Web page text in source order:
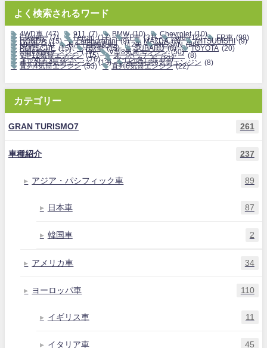
よく検索されるワード
4WD車 (47) 911 (7) BMW (10) Chevrolet (10)
Corvette (7) Ferrari (17) FF車 (31) Ford (12) FR車 (99)
HONDA (15) Lamborghini (9) MAZDA (8) MITSUBISHI (9)
MR車 (44) NA（自然吸気） (129) NISSAN (26)
PORSCHE (15) RR車 (15) SUBARU (8) TOYOTA (20)
V型6気筒エンジン (19) V型8気筒エンジン (50)
V型12気筒エンジン (15) スーパーチャージャー (8)
ターボチャージャー (76) ツインターボ (17)
水平対向4気筒エンジン (13) 水平対向6気筒エンジン (8)
直列4気筒エンジン (53) 直列6気筒エンジン (22)
カテゴリー
GRAN TURISMO7 261
車種紹介 237
アジア・パシフィック車 89
日本車 87
韓国車 2
アメリカ車 34
ヨーロッパ車 110
イギリス車 11
イタリア車 45